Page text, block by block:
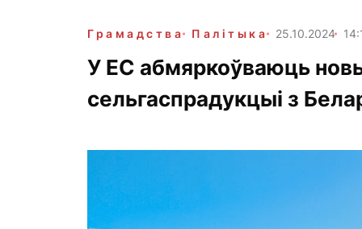
Грамадства Палітыка 25.10.2024
У ЕС абмяркоўваюць
сельгаспрадукцыі з